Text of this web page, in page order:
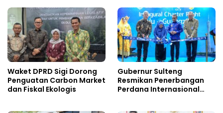
Waket DPRD Sigi Dorong
Penguatan Carbon Market
dan Fiskal Ekologis
Gubernur Sulteng
Resmikan Penerbangan
Perdana Internasional